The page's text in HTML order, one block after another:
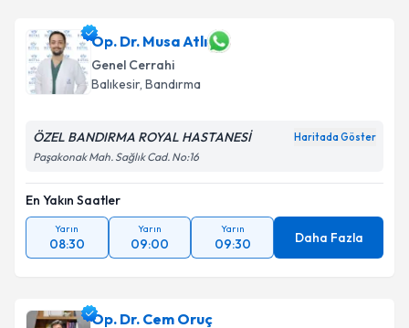
Op. Dr. Musa Atlı
Genel Cerrahi
Balıkesir, Bandırma
ÖZEL BANDIRMA ROYAL HASTANESİ Haritada Göster
Paşakonak Mah. Sağlık Cad. No:16
En Yakın Saatler
Yarın
08:30
Yarın
09:00
Yarın
09:30 Daha Fazla
Op. Dr. Cem Oruç